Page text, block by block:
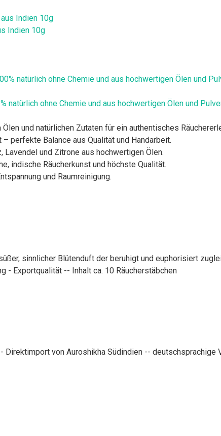
Indien 10g
natürlich ohne Chemie und aus hochwertigen Ölen und
und natürlichen Zutaten für ein authentisches
perfekte Balance aus Qualität und Handarbeit.
Lavendel und Zitrone aus hochwertigen Ölen.
indische Räucherkunst und höchste Qualität.
und Raumreinigung.
sinnlicher Blütenduft der beruhigt und euphorisiert
- Exportqualität -- Inhalt ca. 10 Räucherstäbchen
von Auroshikha Südindien -- deutschsprachige